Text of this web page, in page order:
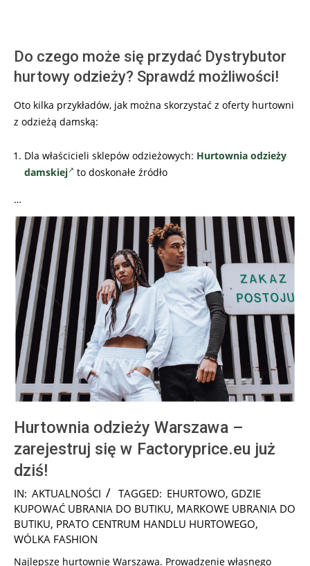
Do czego może się przydać Dystrybutor
hurtowy odzieży? Sprawdź możliwości!
Oto kilka przykładów, jak można skorzystać z oferty hurtowni
z odzieżą damską:
Dla właścicieli sklepów odzieżowych: Hurtownia odzieży
damskiej
to doskonałe źródło
…
Hurtownia odzieży Warszawa –
zarejestruj się w Factoryprice.eu już
dziś!
2025-
02-
16
IN: AKTUALNOŚCI TAGGED: EHURTOWO, GDZIE
KUPOWAĆ UBRANIA DO BUTIKU, MARKOWE UBRANIA DO
BUTIKU, PRATO CENTRUM HANDLU HURTOWEGO,
WÓLKA FASHION
Najlepsze hurtownie Warszawa. Prowadzenie własnego